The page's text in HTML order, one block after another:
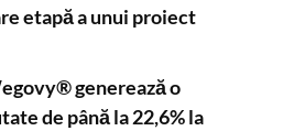
etapă a unui proiect
generează o
de până la 22,6% la